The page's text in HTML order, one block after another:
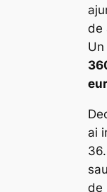
de
ai
de